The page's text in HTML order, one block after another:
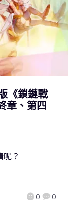
《鎖鏈戰
章、第四
0 0
呢？